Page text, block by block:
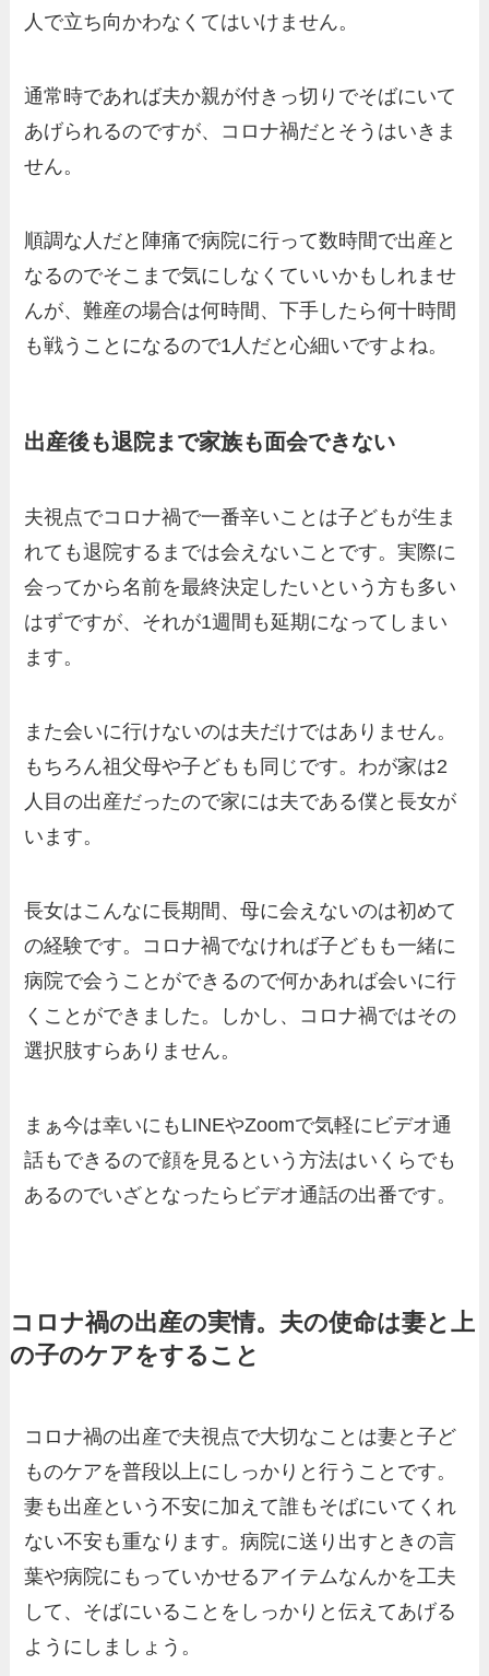
人で立ち向かわなくてはいけません。
通常時であれば夫か親が付きっ切りでそばにいて
あげられるのですが、コロナ禍だとそうはいきま
せん。
順調な人だと陣痛で病院に行って数時間で出産と
なるのでそこまで気にしなくていいかもしれませ
んが、難産の場合は何時間、下手したら何十時間
も戦うことになるので1人だと心細いですよね。
出産後も退院まで家族も面会できない
夫視点でコロナ禍で一番辛いことは子どもが生ま
れても退院するまでは会えないことです。実際に
会ってから名前を最終決定したいという方も多い
はずですが、それが1週間も延期になってしまい
ます。
また会いに行けないのは夫だけではありません。
もちろん祖父母や子どもも同じです。わが家は2
人目の出産だったので家には夫である僕と長女が
います。
長女はこんなに長期間、母に会えないのは初めて
の経験です。コロナ禍でなければ子どもも一緒に
病院で会うことができるので何かあれば会いに行
くことができました。しかし、コロナ禍ではその
選択肢すらありません。
まぁ今は幸いにもLINEやZoomで気軽にビデオ通
話もできるので顔を見るという方法はいくらでも
あるのでいざとなったらビデオ通話の出番です。
コロナ禍の出産の実情。夫の使命は妻と上
の子のケアをすること
コロナ禍の出産で夫視点で大切なことは妻と子ど
ものケアを普段以上にしっかりと行うことです。
妻も出産という不安に加えて誰もそばにいてくれ
ない不安も重なります。病院に送り出すときの言
葉や病院にもっていかせるアイテムなんかを工夫
して、そばにいることをしっかりと伝えてあげる
ようにしましょう。